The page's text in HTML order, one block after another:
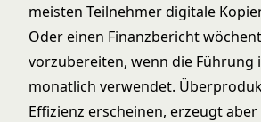
meisten Teilnehmer digitale
Oder einen Finanzbericht
vorzubereiten, wenn die Führung
monatlich verwendet.
Effizienz erscheinen, erzeugt